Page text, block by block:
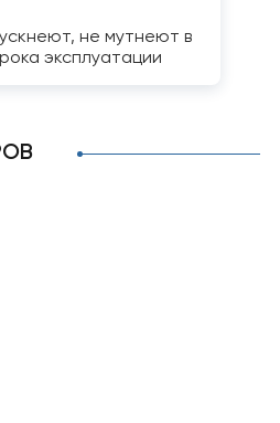
не мутнеют в
эксплуатации